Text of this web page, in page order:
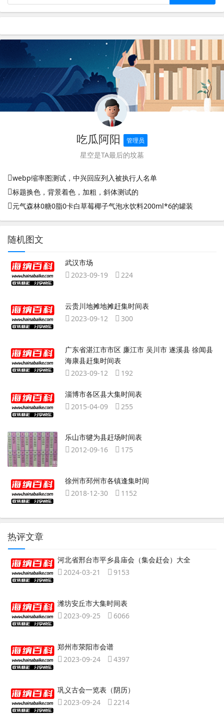
吃瓜阿阳 管理员
星空是TA最后的坟墓
webp缩率图测试，中兴回应列入被执行人名单
标题换色，背景着色，加粗，斜体测试的
元气森林0糖0脂0卡白草莓椰子气泡水饮料200ml*6的罐装
随机图文
武汉市场
2023-09-19
224
云贵川地摊地摊赶集时间表
2023-09-12
300
广东省湛江市市区 廉江市 吴川市 遂溪县 徐闻县
海康县赶集时间表
2023-09-12
192
淄博市各区县大集时间表
2015-04-09
255
乐山市犍为县赶场时间表
2012-09-16
175
徐州市邳州市各镇逢集时间
2018-12-30
1152
热评文章
河北省邢台市平乡县庙会（集会赶会）大全
2024-03-21
9153
潍坊安丘市大集时间表
2023-09-25
6066
郑州市荥阳市会谱
2023-09-24
4397
巩义古会一览表（阴历）
2023-09-24
2214